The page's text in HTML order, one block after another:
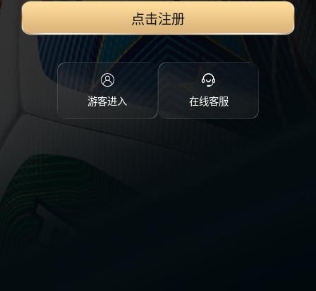
点击注册
游客进入 在线客服